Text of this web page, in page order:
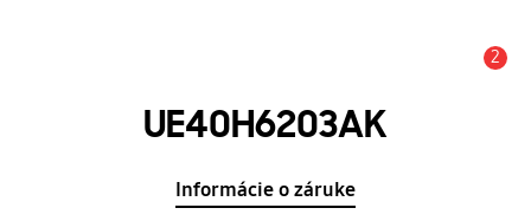
2
UE40H6203AK
Informácie o záruke